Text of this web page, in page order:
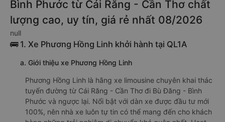
này có thể sẽ rẻ hơn.
Tư vấn TOP 4 xe khách đi Bù Đăng -
Bình Phước từ Cái Răng - Cần Thơ chất
lượng cao, uy tín, giá rẻ nhất 08/2026
🚌 1. Xe Phương Hồng Linh khởi hành tại QL1A
a. Giới thiệu xe Phương Hồng Linh
Phương Hồng Linh là hãng xe limousine chuyên khai thác